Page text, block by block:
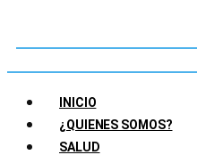
INICIO
¿QUIENES SOMOS?
SALUD